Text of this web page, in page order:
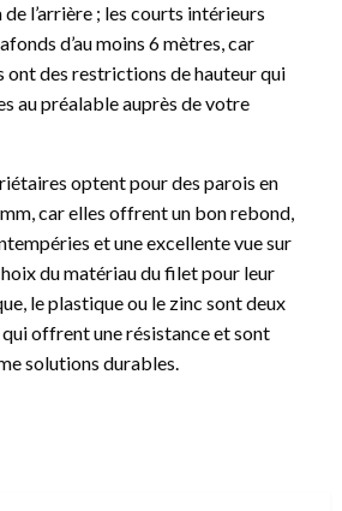
l’arrière ; les courts intérieurs
d’au moins 6 mètres, car
des restrictions de hauteur qui
au préalable auprès de votre
optent pour des parois en
car elles offrent un bon rebond,
et une excellente vue sur
du matériau du filet pour leur
le plastique ou le zinc sont deux
offrent une résistance et sont
solutions durables.